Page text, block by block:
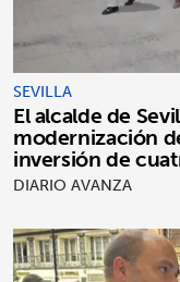
SEVILLA
El alcalde de
modernización
inversión de
DIARIO AVANZA